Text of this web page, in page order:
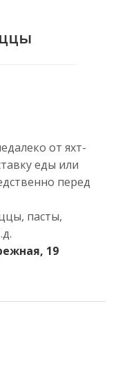
от яхт-
еды или
перед
пасты,
19